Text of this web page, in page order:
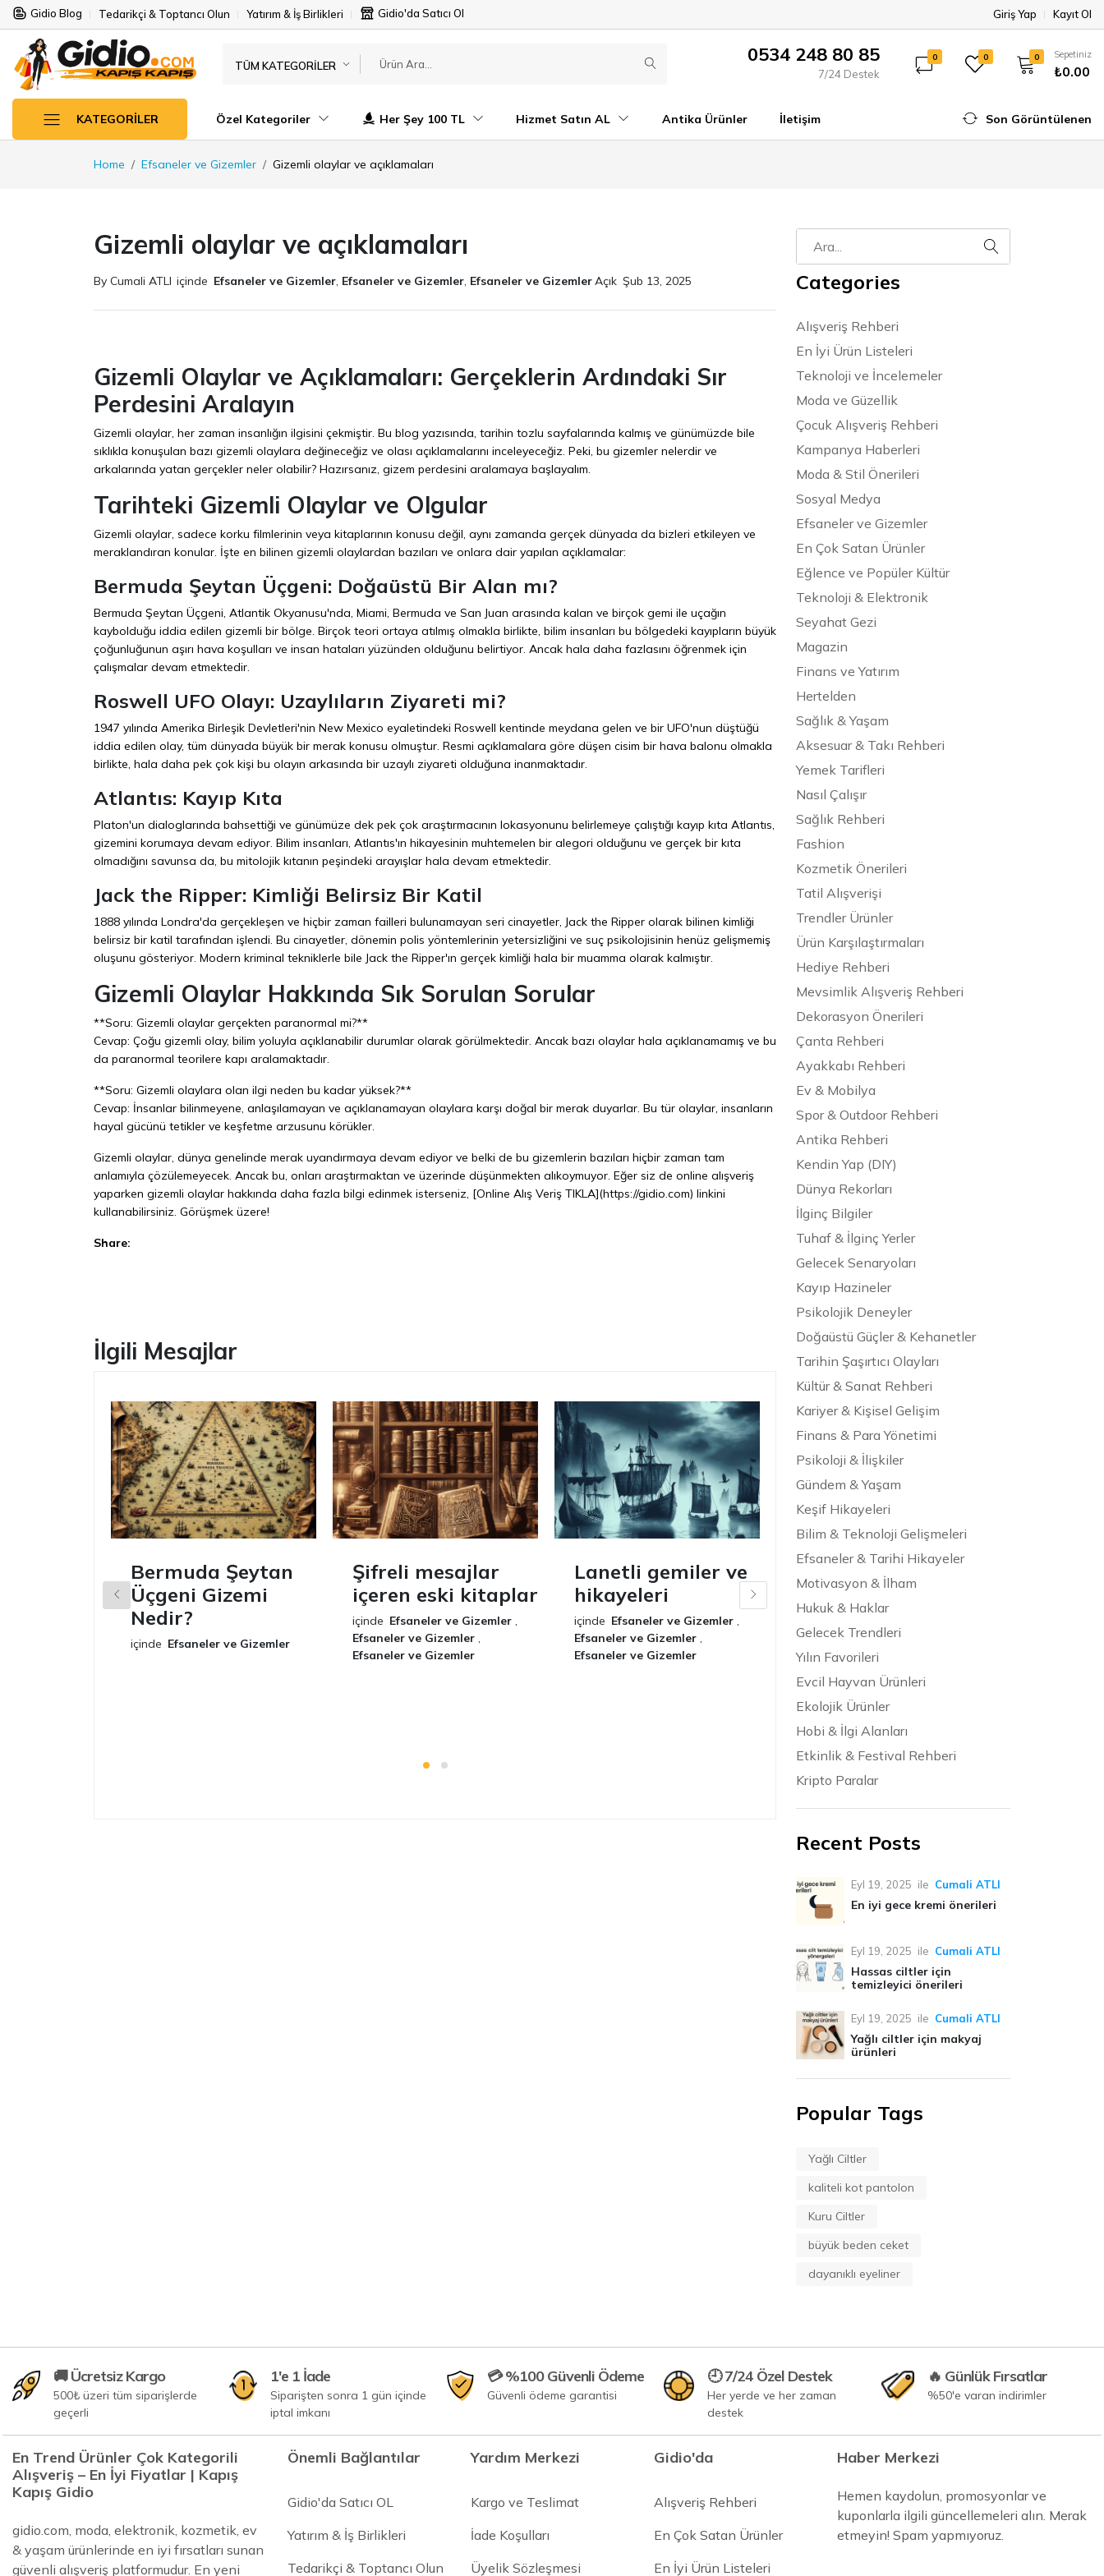
Gidio Blog Tedarikçi & Toptancı Olun Yatırım & İş Birlikleri Gidio'da Satıcı Ol Giriş Yap Kayıt Ol
TÜM KATEGORILER 0534 248 80 85
7/24 Destek
0 0 0 Sepetiniz
₺0.00
KATEGORILER Özel Kategoriler Her Şey 100 TL Hizmet Satın AL Antika Ürünler İletişim Son Görüntülenen
Home Efsaneler ve Gizemler Gizemli olaylar ve açıklamaları
Gizemli olaylar ve açıklamaları
By Cumali ATLI içinde Efsaneler ve Gizemler Efsaneler ve Gizemler Efsaneler ve GizemlerAçık Şub 13, 2025
Gizemli Olaylar ve Açıklamaları: Gerçeklerin Ardındaki Sır
Perdesini Aralayın
Gizemli olaylar, her zaman insanlığın ilgisini çekmiştir. Bu blog yazısında, tarihin tozlu sayfalarında kalmış ve günümüzde bile
sıklıkla konuşulan bazı gizemli olaylara değineceğiz ve olası açıklamalarını inceleyeceğiz. Peki, bu gizemler nelerdir ve
arkalarında yatan gerçekler neler olabilir? Hazırsanız, gizem perdesini aralamaya başlayalım.
Tarihteki Gizemli Olaylar ve Olgular
Gizemli olaylar, sadece korku filmlerinin veya kitaplarının konusu değil, aynı zamanda gerçek dünyada da bizleri etkileyen ve
meraklandıran konular. İşte en bilinen gizemli olaylardan bazıları ve onlara dair yapılan açıklamalar:
Bermuda Şeytan Üçgeni: Doğaüstü Bir Alan mı?
Bermuda Şeytan Üçgeni, Atlantik Okyanusu'nda, Miami, Bermuda ve San Juan arasında kalan ve birçok gemi ile uçağın
kaybolduğu iddia edilen gizemli bir bölge. Birçok teori ortaya atılmış olmakla birlikte, bilim insanları bu bölgedeki kayıpların büyük
çoğunluğunun aşırı hava koşulları ve insan hataları yüzünden olduğunu belirtiyor. Ancak hala daha fazlasını öğrenmek için
çalışmalar devam etmektedir.
Roswell UFO Olayı: Uzaylıların Ziyareti mi?
1947 yılında Amerika Birleşik Devletleri'nin New Mexico eyaletindeki Roswell kentinde meydana gelen ve bir UFO'nun düştüğü
iddia edilen olay, tüm dünyada büyük bir merak konusu olmuştur. Resmi açıklamalara göre düşen cisim bir hava balonu olmakla
birlikte, hala daha pek çok kişi bu olayın arkasında bir uzaylı ziyareti olduğuna inanmaktadır.
Atlantıs: Kayıp Kıta
Platon'un dialoglarında bahsettiği ve günümüze dek pek çok araştırmacının lokasyonunu belirlemeye çalıştığı kayıp kıta Atlantıs,
gizemini korumaya devam ediyor. Bilim insanları, Atlantıs'ın hikayesinin muhtemelen bir alegori olduğunu ve gerçek bir kıta
olmadığını savunsa da, bu mitolojik kıtanın peşindeki arayışlar hala devam etmektedir.
Jack the Ripper: Kimliği Belirsiz Bir Katil
1888 yılında Londra'da gerçekleşen ve hiçbir zaman failleri bulunamayan seri cinayetler, Jack the Ripper olarak bilinen kimliği
belirsiz bir katil tarafından işlendi. Bu cinayetler, dönemin polis yöntemlerinin yetersizliğini ve suç psikolojisinin henüz gelişmemiş
oluşunu gösteriyor. Modern kriminal tekniklerle bile Jack the Ripper'ın gerçek kimliği hala bir muamma olarak kalmıştır.
Gizemli Olaylar Hakkında Sık Sorulan Sorular
**Soru: Gizemli olaylar gerçekten paranormal mi?**
Cevap: Çoğu gizemli olay, bilim yoluyla açıklanabilir durumlar olarak görülmektedir. Ancak bazı olaylar hala açıklanamamış ve bu
da paranormal teorilere kapı aralamaktadır.
**Soru: Gizemli olaylara olan ilgi neden bu kadar yüksek?**
Cevap: İnsanlar bilinmeyene, anlaşılamayan ve açıklanamayan olaylara karşı doğal bir merak duyarlar. Bu tür olaylar, insanların
hayal gücünü tetikler ve keşfetme arzusunu körükler.
Gizemli olaylar, dünya genelinde merak uyandırmaya devam ediyor ve belki de bu gizemlerin bazıları hiçbir zaman tam
anlamıyla çözülemeyecek. Ancak bu, onları araştırmaktan ve üzerinde düşünmekten alıkoymuyor. Eğer siz de online alışveriş
yaparken gizemli olaylar hakkında daha fazla bilgi edinmek isterseniz, [Online Alış Veriş TIKLA](https://gidio.com) linkini
kullanabilirsiniz. Görüşmek üzere!
Share:
İlgili Mesajlar
Bermuda Şeytan
Üçgeni Gizemi
Nedir?
içinde Efsaneler ve Gizemler
Şifreli mesajlar
içeren eski kitaplar
içinde Efsaneler ve Gizemler ,
Efsaneler ve Gizemler ,
Efsaneler ve Gizemler
Lanetli gemiler ve
hikayeleri
içinde Efsaneler ve Gizemler ,
Efsaneler ve Gizemler ,
Efsaneler ve Gizemler
Atlantis kıtası
gerçekten var
mıydı
Efsaneler ve Gizemler
Efsaneler ve Gizemler
Categories
Alışveriş Rehberi
En İyi Ürün Listeleri
Teknoloji ve İncelemeler
Moda ve Güzellik
Çocuk Alışveriş Rehberi
Kampanya Haberleri
Moda & Stil Önerileri
Sosyal Medya
Efsaneler ve Gizemler
En Çok Satan Ürünler
Eğlence ve Popüler Kültür
Teknoloji & Elektronik
Seyahat Gezi
Magazin
Finans ve Yatırım
Hertelden
Sağlık & Yaşam
Aksesuar & Takı Rehberi
Yemek Tarifleri
Nasıl Çalışır
Sağlık Rehberi
Fashion
Kozmetik Önerileri
Tatil Alışverişi
Trendler Ürünler
Ürün Karşılaştırmaları
Hediye Rehberi
Mevsimlik Alışveriş Rehberi
Dekorasyon Önerileri
Çanta Rehberi
Ayakkabı Rehberi
Ev & Mobilya
Spor & Outdoor Rehberi
Antika Rehberi
Kendin Yap (DIY)
Dünya Rekorları
İlginç Bilgiler
Tuhaf & İlginç Yerler
Gelecek Senaryoları
Kayıp Hazineler
Psikolojik Deneyler
Doğaüstü Güçler & Kehanetler
Tarihin Şaşırtıcı Olayları
Kültür & Sanat Rehberi
Kariyer & Kişisel Gelişim
Finans & Para Yönetimi
Psikoloji & İlişkiler
Gündem & Yaşam
Keşif Hikayeleri
Bilim & Teknoloji Gelişmeleri
Efsaneler & Tarihi Hikayeler
Motivasyon & İlham
Hukuk & Haklar
Gelecek Trendleri
Yılın Favorileri
Evcil Hayvan Ürünleri
Ekolojik Ürünler
Hobi & İlgi Alanları
Etkinlik & Festival Rehberi
Kripto Paralar
Recent Posts
Eyl 19, 2025 ile Cumali ATLI
En iyi gece kremi önerileri
Eyl 19, 2025 ile Cumali ATLI
Hassas ciltler için
temizleyici önerileri
Eyl 19, 2025 ile Cumali ATLI
Yağlı ciltler için makyaj
ürünleri
Popular Tags
Yağlı Ciltler
kaliteli kot pantolon
Kuru Ciltler
büyük beden ceket
dayanıklı eyeliner
🚚 Ücretsiz Kargo
500₺ üzeri tüm siparişlerde
geçerli
1'e 1 İade
Siparişten sonra 1 gün içinde
iptal imkanı
💳 %100 Güvenli Ödeme
Güvenli ödeme garantisi
🕘 7/24 Özel Destek
Her yerde ve her zaman
destek
🔥 Günlük Fırsatlar
%50'e varan indirimler
En Trend Ürünler Çok Kategorili
Alışveriş – En İyi Fiyatlar | Kapış
Kapış Gidio
gidio.com, moda, elektronik, kozmetik, ev
& yaşam ürünlerinde en iyi fırsatları sunan
güvenli alışveriş platformudur. En yeni
Önemli Bağlantılar
Gidio'da Satıcı OL
Yatırım & İş Birlikleri
Tedarikçi & Toptancı Olun
Yardım Merkezi
Kargo ve Teslimat
İade Koşulları
Üyelik Sözleşmesi
Gidio'da
Alışveriş Rehberi
En Çok Satan Ürünler
En İyi Ürün Listeleri
Haber Merkezi
Hemen kaydolun, promosyonlar ve
kuponlarla ilgili güncellemeleri alın. Merak
etmeyin! Spam yapmıyoruz.